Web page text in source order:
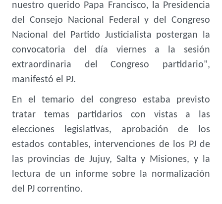
nuestro querido Papa Francisco, la Presidencia
del Consejo Nacional Federal y del Congreso
Nacional del Partido Justicialista postergan la
convocatoria del día viernes a la sesión
extraordinaria del Congreso partidario",
manifestó el PJ.
En el temario del congreso estaba previsto
tratar temas partidarios con vistas a las
elecciones legislativas, aprobación de los
estados contables, intervenciones de los PJ de
las provincias de Jujuy, Salta y Misiones, y la
lectura de un informe sobre la normalización
del PJ correntino.